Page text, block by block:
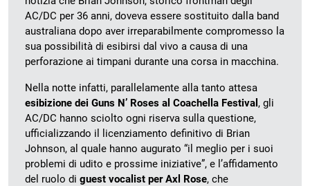
AC/DC per 36 anni, doveva essere sostituito dalla band
australiana dopo aver irreparabilmente compromesso la
sua possibilità di esibirsi dal vivo a causa di una
perforazione ai timpani durante una corsa in macchina.
Nella notte infatti, parallelamente alla tanto attesa
esibizione dei Guns N’ Roses al Coachella Festival , gli
AC/DC hanno sciolto ogni riserva sulla questione,
ufficializzando il licenziamento definitivo di Brian
Johnson, al quale hanno augurato “il meglio per i suoi
problemi di udito e prossime iniziative”, e l’affidamento
del ruolo di guest vocalist per Axl Rose, che